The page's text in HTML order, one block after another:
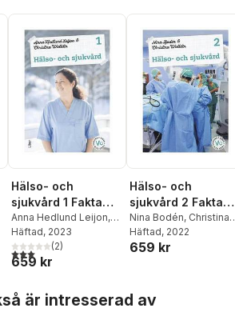
Hälso- och
sjukvård 1 Fakta
och uppgifter
Anna Hedlund Leijon,
Christina Walldin
Häftad, 2023
3,0utav 5 stjärnor. Totalt antal röster:
(2)
659 kr
Hälso- och
sjukvård 2 Fakta
och uppgifter
Nina Bodén, Christina
Walldin
Häftad, 2022
659 kr
är intresserad av